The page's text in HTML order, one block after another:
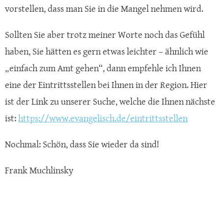
vorstellen, dass man Sie in die Mangel nehmen wird.
Sollten Sie aber trotz meiner Worte noch das Gefühl
haben, Sie hätten es gern etwas leichter – ähnlich wie
„einfach zum Amt gehen“, dann empfehle ich Ihnen
eine der Eintrittsstellen bei Ihnen in der Region. Hier
ist der Link zu unserer Suche, welche die Ihnen nächste
ist:https://www.evangelisch.de/eintrittsstellen
Nochmal: Schön, dass Sie wieder da sind!
Frank Muchlinsky